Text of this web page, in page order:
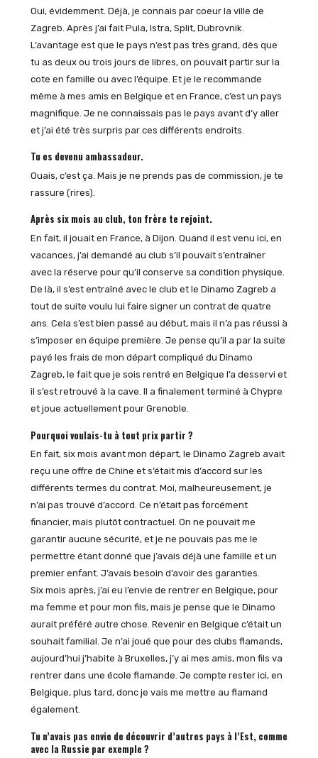
Oui, évidemment. Déjà, je connais par coeur la ville de
Zagreb. Après j’ai fait Pula, Istra, Split, Dubrovnik.
L’avantage est que le pays n’est pas très grand, dès que
tu as deux ou trois jours de libres, on pouvait partir sur la
cote en famille ou avec l’équipe. Et je le recommande
même à mes amis en Belgique et en France, c’est un pays
magnifique. Je ne connaissais pas le pays avant d’y aller
et j’ai été très surpris par ces différents endroits.
Tu es devenu ambassadeur.
Ouais, c’est ça. Mais je ne prends pas de commission, je te
rassure (rires).
Après six mois au club, ton frère te rejoint.
En fait, il jouait en France, à Dijon. Quand il est venu ici, en
vacances, j’ai demandé au club s’il pouvait s’entraîner
avec la réserve pour qu’il conserve sa condition physique.
De là, il s’est entraîné avec le club et le Dinamo Zagreb a
tout de suite voulu lui faire signer un contrat de quatre
ans. Cela s’est bien passé au début, mais il n’a pas réussi à
s’imposer en équipe première. Je pense qu’il a par la suite
payé les frais de mon départ compliqué du Dinamo
Zagreb, le fait que je sois rentré en Belgique l’a desservi et
il s’est retrouvé à la cave. Il a finalement terminé à Chypre
et joue actuellement pour Grenoble.
Pourquoi voulais-tu à tout prix partir ?
En fait, six mois avant mon départ, le Dinamo Zagreb avait
reçu une offre de Chine et s’était mis d’accord sur les
différents termes du contrat. Moi, malheureusement, je
n’ai pas trouvé d’accord. Ce n’était pas forcément
financier, mais plutôt contractuel. On ne pouvait me
garantir aucune sécurité, et je ne pouvais pas me le
permettre étant donné que j’avais déjà une famille et un
premier enfant. J’avais besoin d’avoir des garanties.
Six mois après, j’ai eu l’envie de rentrer en Belgique, pour
ma femme et pour mon fils, mais je pense que le Dinamo
aurait préféré autre chose. Revenir en Belgique c’était un
souhait familial. Je n’ai joué que pour des clubs flamands,
aujourd’hui j’habite à Bruxelles, j’y ai mes amis, mon fils va
rentrer dans une école flamande. Je compte rester ici, en
Belgique, plus tard, donc je vais me mettre au flamand
également.
Tu n’avais pas envie de découvrir d’autres pays à l’Est, comme
avec la Russie par exemple ?